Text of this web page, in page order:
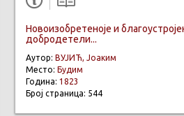
Новоизобретеноје и
добродетели...
Аутор: ВУЈИЋ, Јоаким
Место: Будим
Година: 1823
Број страница: 544